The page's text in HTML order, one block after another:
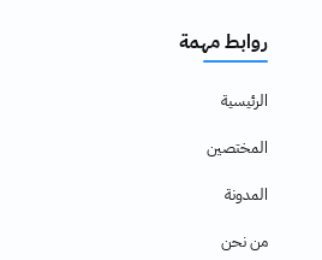
روابط مهمة
الرئيسية
المختصين
المدونة
من نحن